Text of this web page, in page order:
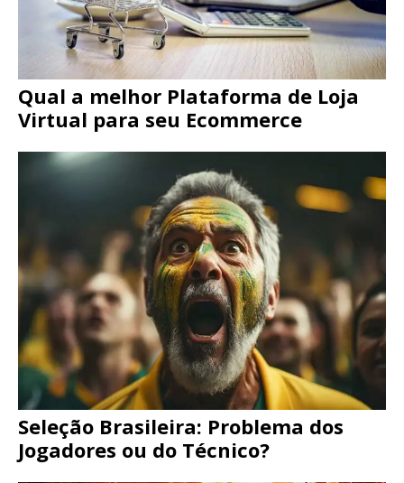
Qual a melhor Plataforma de Loja
Virtual para seu Ecommerce
Seleção Brasileira: Problema dos
Jogadores ou do Técnico?